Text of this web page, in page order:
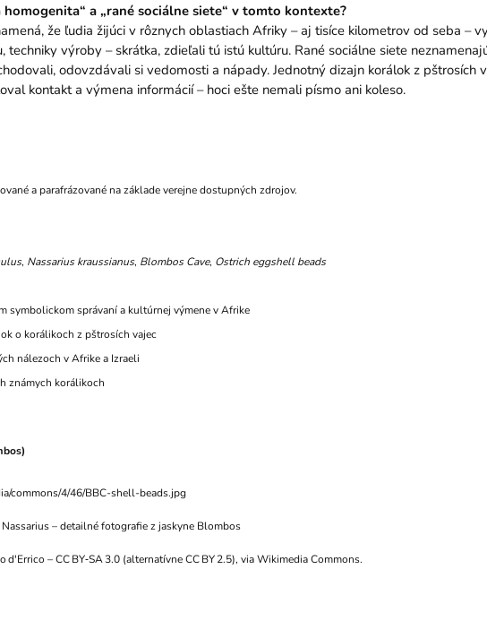
a „rané sociálne siete“ v tomto kontexte?
že ľudia žijúci v rôznych oblastiach Afriky – aj tisíce kilometrov od seba –
techniky výroby – skrátka, zdieľali tú istú kultúru. Rané sociálne siete
odovzdávali si vedomosti a nápady. Jednotný dizajn korálok z
kontakt a výmena informácií – hoci ešte nemali písmo ani koleso.
a parafrázované na základe verejne dostupných zdrojov.
, Nassarius kraussianus, Blombos Cave, Ostrich eggshell beads
symbolickom správaní a kultúrnej výmene v Afrike
o korálikoch z pštrosích vajec
nálezoch v Afrike a Izraeli
známych korálikoch
commons/4/46/BBC-shell-beads.jpg
– detailné fotografie z jaskyne Blombos
– CC BY‑SA 3.0 (alternatívne CC BY 2.5), via Wikimedia Commons.